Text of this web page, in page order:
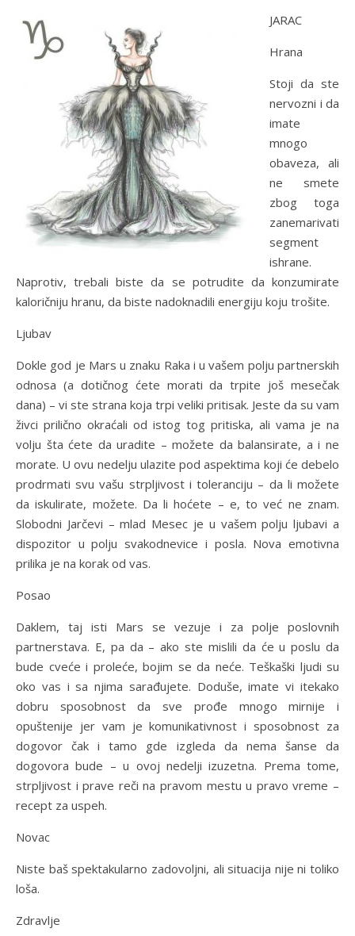
JARAC
Hrana
Stoji da ste
nervozni i da
imate
mnogo
obaveza, ali
ne smete
zbog toga
zanemarivati
segment
ishrane.
Naprotiv, trebali biste da se potrudite da konzumirate
kaloričniju hranu, da biste nadoknadili energiju koju trošite.
Ljubav
Dokle god je Mars u znaku Raka i u vašem polju partnerskih
odnosa (a dotičnog ćete morati da trpite još mesečak
dana) – vi ste strana koja trpi veliki pritisak. Jeste da su vam
živci prilično okraćali od istog tog pritiska, ali vama je na
volju šta ćete da uradite – možete da balansirate, a i ne
morate. U ovu nedelju ulazite pod aspektima koji će debelo
prodrmati svu vašu strpljivost i toleranciju – da li možete
da iskulirate, možete. Da li hoćete – e, to već ne znam.
Slobodni Jarčevi – mlad Mesec je u vašem polju ljubavi a
dispozitor u polju svakodnevice i posla. Nova emotivna
prilika je na korak od vas.
Posao
Daklem, taj isti Mars se vezuje i za polje poslovnih
partnerstava. E, pa da – ako ste mislili da će u poslu da
bude cveće i proleće, bojim se da neće. Teškaški ljudi su
oko vas i sa njima sarađujete. Doduše, imate vi itekako
dobru sposobnost da sve prođe mnogo mirnije i
opuštenije jer vam je komunikativnost i sposobnost za
dogovor čak i tamo gde izgleda da nema šanse da
dogovora bude – u ovoj nedelji izuzetna. Prema tome,
strpljivost i prave reči na pravom mestu u pravo vreme –
recept za uspeh.
Novac
Niste baš spektakularno zadovoljni, ali situacija nije ni toliko
loša.
Zdravlje